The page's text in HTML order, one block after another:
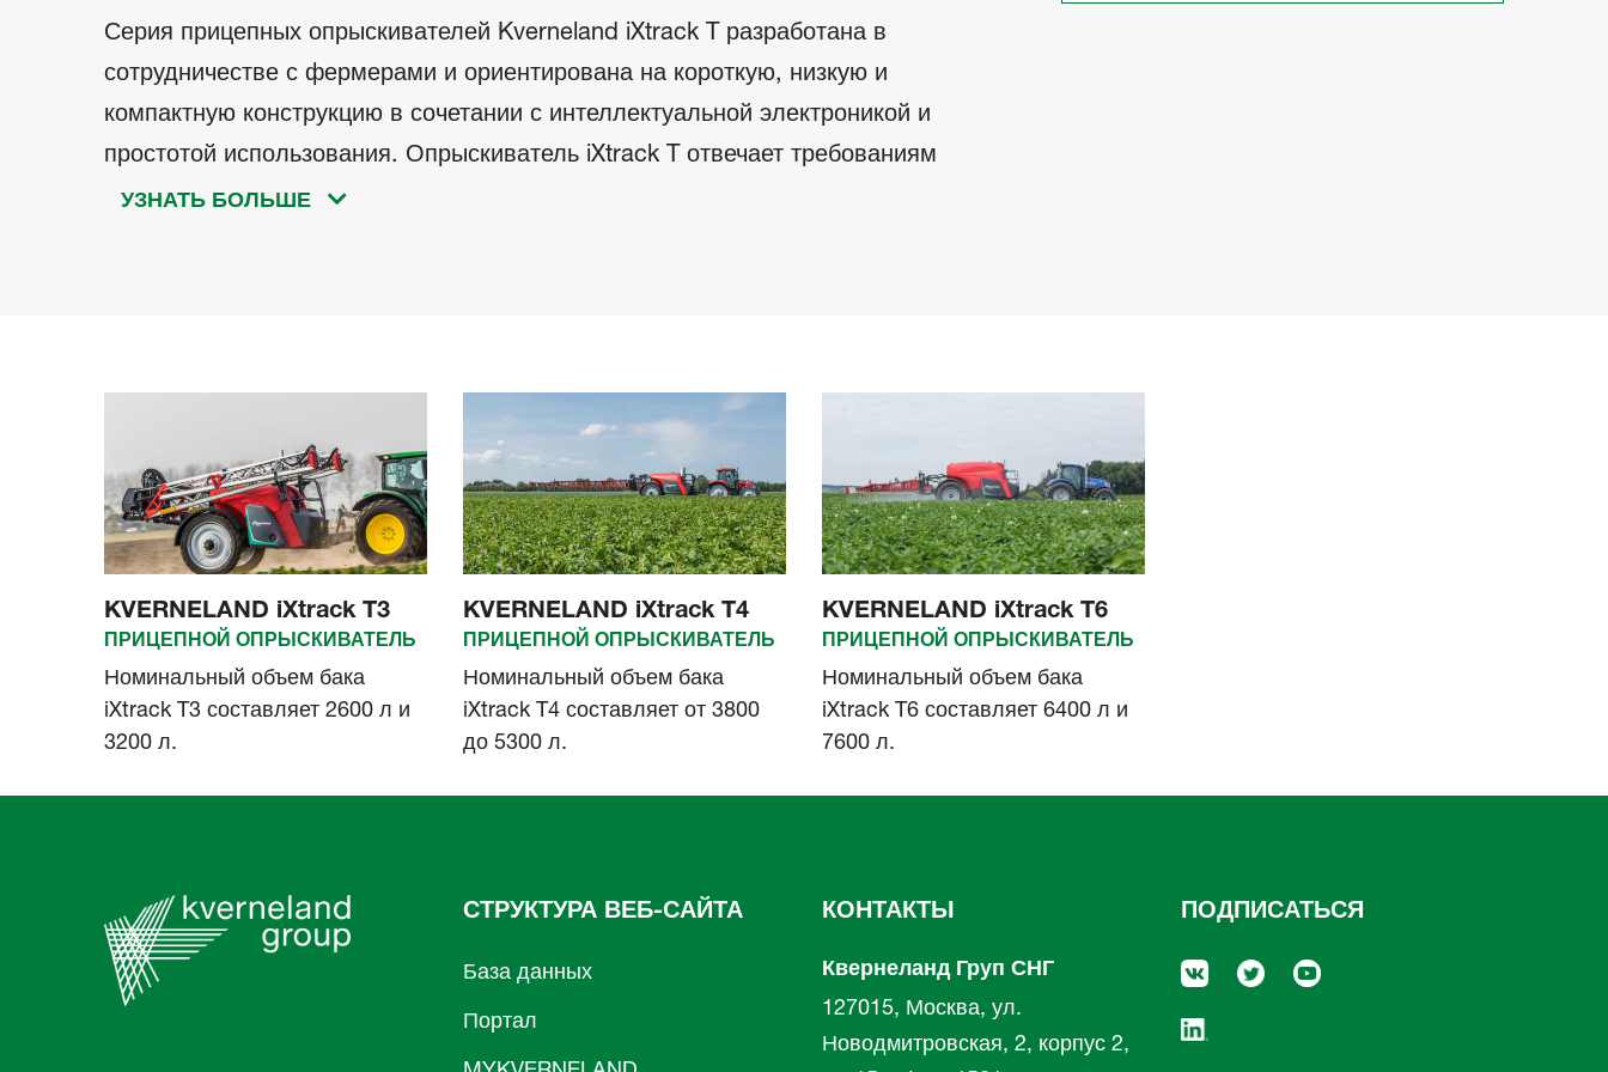
Серия прицепных опрыскивателей Kverneland iXtrack T разработана в
сотрудничестве с фермерами и ориентирована на короткую, низкую и
компактную конструкцию в сочетании с интеллектуальной электроникой и
простотой использования. Опрыскиватель iXtrack T отвечает требованиям
фермеров, занимающихся опрыскиванием сегодня и завтра, благодаря своей
УЗНАТЬ БОЛЬШЕ
KVERNELAND iXtrack T3
ПРИЦЕПНОЙ ОПРЫСКИВАТЕЛЬ
Номинальный объем бака
iXtrack T3 составляет 2600 л и
3200 л.
KVERNELAND iXtrack T4
ПРИЦЕПНОЙ ОПРЫСКИВАТЕЛЬ
Номинальный объем бака
iXtrack T4 составляет от 3800
до 5300 л.
KVERNELAND iXtrack T6
ПРИЦЕПНОЙ ОПРЫСКИВАТЕЛЬ
Номинальный объем бака
iXtrack T6 составляет 6400 л и
7600 л.
СТРУКТУРА ВЕБ-САЙТА
База данных
Портал
КОНТАКТЫ
Квернеланд Груп СНГ
127015, Москва, ул.
Новодмитровская, 2, корпус 2,
ПОДПИСАТЬСЯ